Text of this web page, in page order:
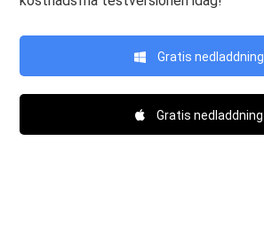
Gratis nedladdning
Gratis nedladdning